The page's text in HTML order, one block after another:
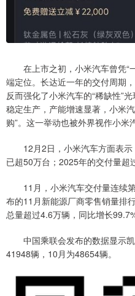
在上市之初，小米汽车曾凭“
端定位。长达近一年的交付周期
反而强化了小米汽车的“稀缺性”
稳定生产，产能增速显著，小米
购”。这一举动也被外界视作小米
12月2日，小米汽车方面表示
已超50万台；2025年的交付量
11月，小米汽车交付量连续
布的11月新能源厂商零售销量排
总量超过4.6万辆，同比增长
中国乘联会发布的数据显示凯
41948辆，10月为48654辆。